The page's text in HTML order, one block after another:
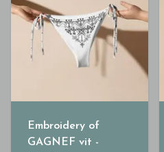
Embroidery of
GAGNEF vit -